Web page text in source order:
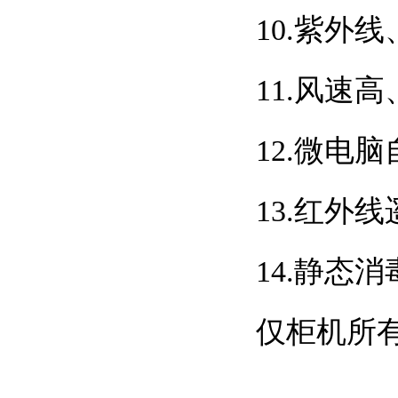
10.紫外线
11.风速高
12.微电脑
13.红外线
14.静态消
仅柜机所有